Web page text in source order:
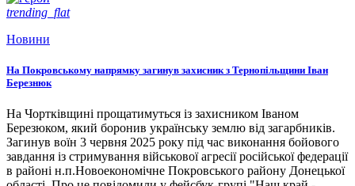
trending_flat
Новини
На Покровському напрямку загинув захисник з Тернопільщини Іван
Березнюк
На Чортківщині прощатимуться із захисником Іваном
Березюком, який боронив українську землю від загарбників.
Загинув воїн 3 червня 2025 року під час виконання бойового
завдання із стримування військової агресії російської федерації
в районі н.п.Новоекономічне Покровського району Донецької